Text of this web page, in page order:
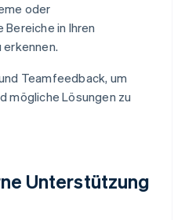
oder
in Ihren
Teamfeedback, um
mögliche Lösungen zu
Unterstützung